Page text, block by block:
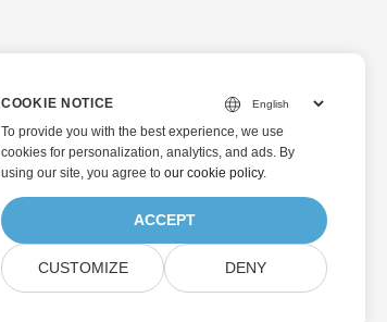
COOKIE NOTICE
To provide you with the best experience, we use
cookies for personalization, analytics, and ads. By
using our site, you agree to our cookie policy.
ACCEPT
CUSTOMIZE DENY